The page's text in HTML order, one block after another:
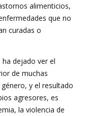
alimenticios,
que no
curadas o
dejado ver el
de muchas
y el resultado
agresores, es
la violencia de